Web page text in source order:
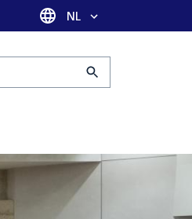
Taal selectie
NL